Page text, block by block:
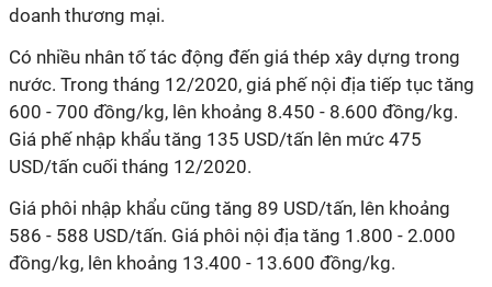
doanh thương mại.
Có nhiều nhân tố tác động đến giá thép xây dựng trong
nước. Trong tháng 12/2020, giá phế nội địa tiếp tục tăng
600 - 700 đồng/kg, lên khoảng 8.450 - 8.600 đồng/kg.
Giá phế nhập khẩu tăng 135 USD/tấn lên mức 475
USD/tấn cuối tháng 12/2020.
Giá phôi nhập khẩu cũng tăng 89 USD/tấn, lên khoảng
586 - 588 USD/tấn. Giá phôi nội địa tăng 1.800 - 2.000
đồng/kg, lên khoảng 13.400 - 13.600 đồng/kg.